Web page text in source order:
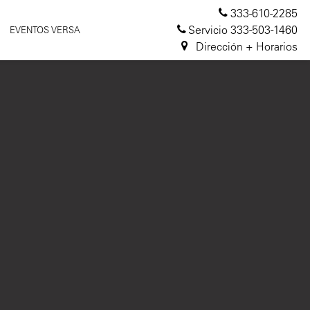
333-610-2285
Servicio 333-503-1460
Dirección + Horarios
EVENTOS VERSA